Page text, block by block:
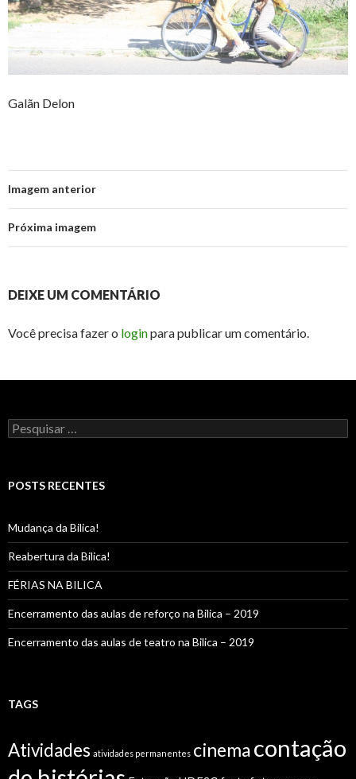
Galãn Delon
Imagem anterior
Próxima imagem
DEIXE UM COMENTÁRIO
Você precisa fazer o loginpara publicar um comentário.
Pesquisar
por:
POSTS RECENTES
Mudança da Bilica!
Reabertura da Bilica!
FÉRIAS NA BILICA
Encerramento das aulas de reforço na Bilica – 2019
Encerramento das aulas de teatro na Bilica – 2019
TAGS
Atividades atividades permanentes cinemacontação